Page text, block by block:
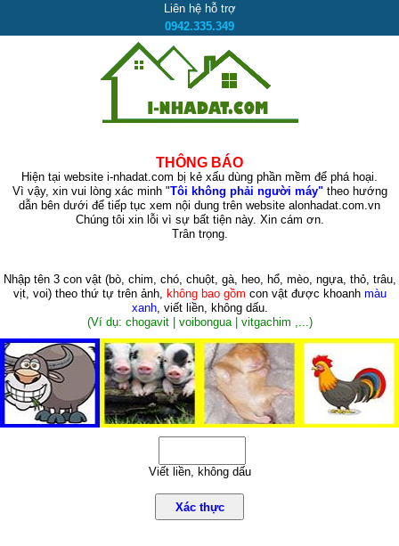
Liên hệ hỗ trợ
0942.335.349
THÔNG BÁO
Hiện tại website i-nhadat.com bị kẻ xấu dùng phần mềm để phá hoại.
Vì vậy, xin vui lòng xác minh "Tôi không phải người máy"theo hướng
dẫn bên dưới để tiếp tục xem nội dung trên website alonhadat.com.vn
Chúng tôi xin lỗi vì sự bất tiện này. Xin cám ơn.
Trân trọng.
Nhập tên 3 con vật (bò, chim, chó, chuột, gà, heo, hổ, mèo, ngựa, thỏ, trâu,
vịt, voi)theo thứ tự trên ảnh, không bao gồm con vật được khoanh màu
xanh, viết liền, không dấu.
(Ví dụ: chogavit | voibongua | vitgachim ,...)
Viết liền, không dấu
Xác thực